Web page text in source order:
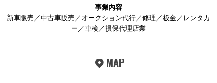
事業内容
新車販売／中古車販売／オークション代行／修理／板金／レンタカ
ー／車検／損保代理店業
MAP